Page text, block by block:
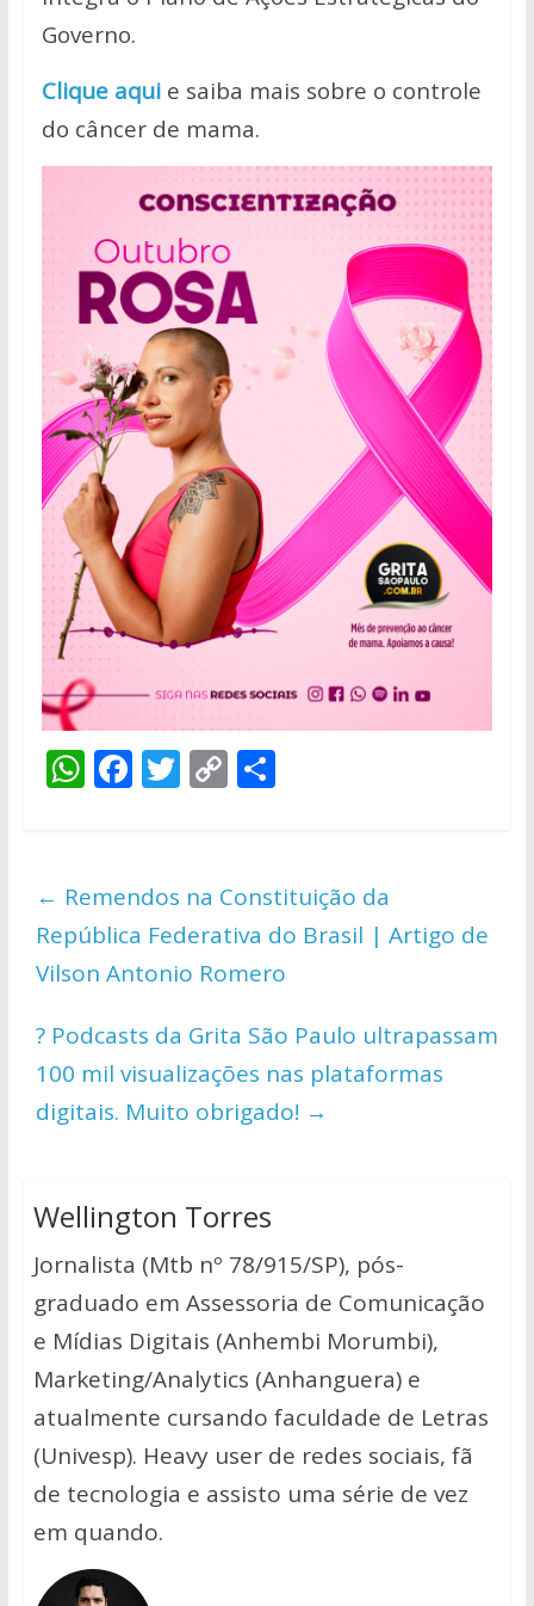
Governo.
Clique aquie saiba mais sobre o controle
do câncer de mama.
W
s
A
p
p
F
b
o
o
k
T
er
C
y
Li
n
k
S
e
← Remendos na Constituição da
República Federativa do Brasil | Artigo de
Vilson Antonio Romero
? Podcasts da Grita São Paulo ultrapassam
100 mil visualizações nas plataformas
digitais. Muito obrigado! →
Wellington Torres
Jornalista (Mtb nº 78/915/SP), pós-
graduado em Assessoria de Comunicação
e Mídias Digitais (Anhembi Morumbi),
Marketing/Analytics (Anhanguera) e
atualmente cursando faculdade de Letras
(Univesp). Heavy user de redes sociais, fã
de tecnologia e assisto uma série de vez
em quando.